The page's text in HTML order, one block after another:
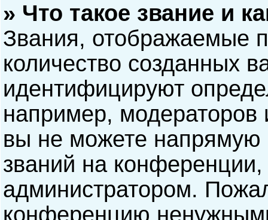
» Что такое звание и
Звания, отображаемые
количество созданных
идентифицируют
например,
вы не можете напрямую
званий на
администратором.
конференцию